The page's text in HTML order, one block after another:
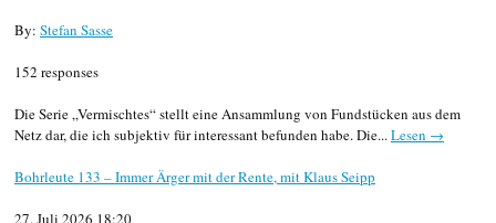
By: Stefan Sasse
152 responses
Die Serie „Vermischtes“ stellt eine Ansammlung von Fundstücken aus dem
Netz dar, die ich subjektiv für interessant befunden habe. Die...Lesen →
Bohrleute 133 – Immer Ärger mit der Rente, mit Klaus Seipp